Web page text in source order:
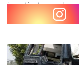
investigate, we do
want anything from